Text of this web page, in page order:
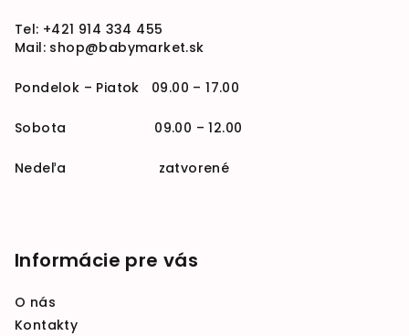
Tel: +421 914 334 455
Mail: shop@babymarket.sk
Pondelok – Piatok 09.00 – 17.00
Sobota 09.00 – 12.00
Nedeľa zatvorené
Informácie pre vás
O nás
Kontakty